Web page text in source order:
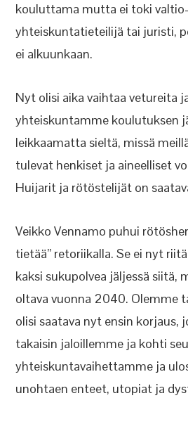
kouluttama mutta ei toki
yhteiskuntatieteilijä tai juristi,
ei alkuunkaan.
Nyt olisi aika vaihtaa vetureita
yhteiskuntamme koulutuksen
leikkaamatta sieltä, missä
tulevat henkiset ja aineelliset
Huijarit ja rötöstelijät on
Veikko Vennamo puhui
tietää” retoriikalla. Se ei nyt
kaksi sukupolvea jäljessä siitä,
oltava vuonna 2040. Olemme
olisi saatava nyt ensin korjaus,
takaisin jaloillemme ja kohti
yhteiskuntavaihettamme ja
unohtaen enteet, utopiat ja